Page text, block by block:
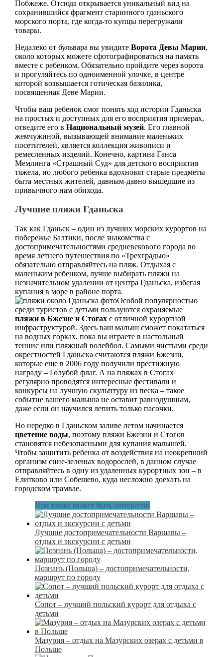
Побжеже. Отсюда открывается уникальный вид на
сохранившийся фрагмент старинного гданьского
морского порта, где когда-то купцы перегружали
товары.
Недалеко от бульвара вы увидитеВорота Девы Марии,
около которых можете сфотографироваться на память
вместе с ребенком. Обязательно пройдите через ворота
и прогуляйтесь по одноименной улочке, в центре
которой возвышается готическая базилика,
посвященная Деве Марии.
Чтобы ваш ребенок смог понять ход истории Гданьска
на простых и доступных для его восприятия примерах,
отведите его в Национальный музей. Его главной
жемчужиной, вызывающей внимание маленьких
посетителей, является коллекция живописи и
ремесленных изделий. Конечно, картина Ганса
Мемлинга «Страшный Суд» для детского восприятия
тяжела, но любого ребенка вдохновят старые предметы
быта местных жителей, давным-давно вышедшие из
привычного нам обихода.
Лучшие пляжи Гданьска
Так как Гданьск – один из лучших морских курортов на
побережье Балтики, после знакомства с
достопримечательностями средневекового города во
время летнего путешествия по «Трехградью»
обязательно отправляйтесь на пляж. Отдыхая с
маленьким ребенком, лучше выбирать пляжи на
незначительном удалении от центра Гданьска, избегая
купания в море в районе порта.
Особой популярностью
среди туристов с детьми пользуются охраняемые
пляжи в Бжезне и Стогахс отличной курортной
инфраструктурой. Здесь ваш малыш сможет покататься
на водных горках, пока вы играете в настольный
теннис или пляжный волейбол. Самыми чистыми среди
окрестностей Гданьска считаются пляжи Бжезни,
которые еще в 2006 году получили престижную
награду – Голубой флаг. А на пляжах в Стогах
регулярно проводятся интересные фестивали и
конкурсы на лучшую скульптуру из песка – такое
событие вашего малыша не оставит равнодушным,
даже если он научился лепить только пасочки.
Но нередко в Гданьском заливе летом начинается
цветение воды, поэтому пляжи Бжезни и Стогов
становятся небезопасными для купания малышей.
Чтобы защитить ребенка от воздействия на неокрепший
организм сине-зеленых водорослей, в данном случае
отправляйтесь в одну из удаленных курортных зон – в
Елитково или Собешево, куда несложно доехать на
городском трамвае.
Вам также может быть интересно
Лучшие достопримечательности Варшавы –
отдых и экскурсии с детьми
Познань (Польша) – достопримечательности,
маршрут по городу
Сопот – лучший польский курорт для отдыха с
детьми
Мазурия – отдых на Мазурских озерах с детьми в
Польше